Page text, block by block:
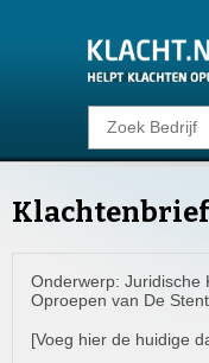
Klacht
Barometer
Klachtenbrief
Onderwerp: Juridische
Oproepen van De
[Voeg hier de huidige